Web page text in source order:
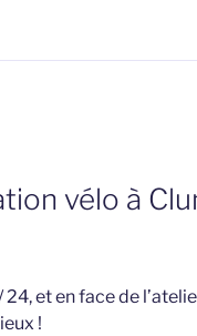
vélo à
et en face de
!